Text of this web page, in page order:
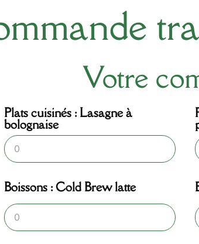
Votre
Plats cuisinés : Lasagne à
bolognaise
Boissons : Cold Brew latte